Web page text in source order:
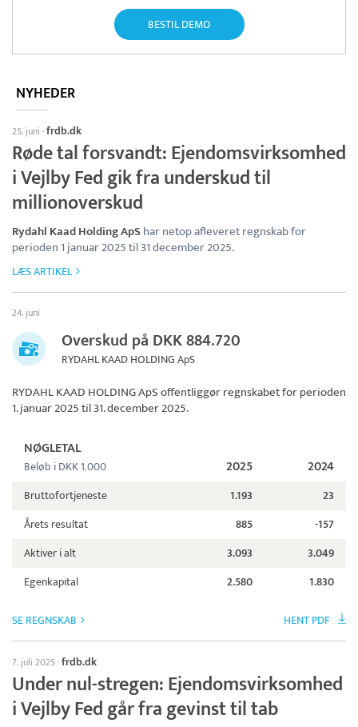
BESTIL DEMO
NYHEDER
25. juni ·frdb.dk
Røde tal forsvandt: Ejendomsvirksomhed
i Vejlby Fed gik fra underskud til
millionoverskud
Rydahl Kaad Holding ApShar netop afleveret regnskab for
perioden 1 januar 2025 til 31 december 2025.
LÆS ARTIKEL
24. juni
Overskud på DKK 884.720
RYDAHL KAAD HOLDING ApS
RYDAHL KAAD HOLDING ApSoffentliggør regnskabet for perioden
1. januar 2025 til 31. december 2025.
NØGLETAL
Beløb i DKK 1.000 2025 2024
Bruttofortjeneste 1.193
23
Årets resultat
885
-157
Aktiver i alt
3.093
3.049
Egenkapital
2.580 1.830
SE REGNSKAB HENT PDF
7. juli 2025·frdb.dk
Under nul-stregen: Ejendomsvirksomhed
i Vejlby Fed går fra gevinst til tab